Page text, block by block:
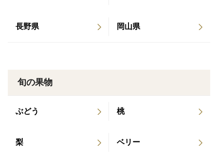
■その他の情報や注意事項
が、輸送中の振動で粒が外れてしまう場合があります。
・種なし栽培ですが、天候等の影響によりまれに種が混
・画像はイメージです。実際と商品が異なる場合があり
長野県 岡山県
旬の果物
ぶどう 桃
梨 ベリー